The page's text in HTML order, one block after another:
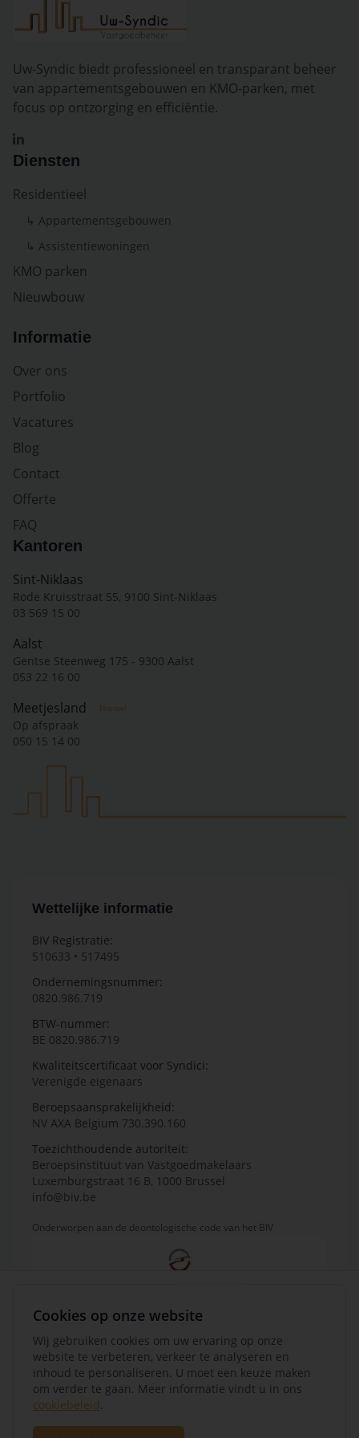
Uw-Syndic biedt professioneel en transparant beheer
van appartementsgebouwen en KMO-parken, met
focus op ontzorging en efficiëntie.
Diensten
Residentieel
↳ Appartementsgebouwen
↳ Assistentiewoningen
KMO parken
Nieuwbouw
Informatie
Over ons
Portfolio
Vacatures
Blog
Contact
Offerte
FAQ
Kantoren
Sint-Niklaas
Rode Kruisstraat 55, 9100 Sint-Niklaas
03 569 15 00
Aalst
Gentse Steenweg 175 - 9300 Aalst
053 22 16 00
Meetjesland Nieuw!
Op afspraak
050 15 14 00
Wettelijke informatie
BIV Registratie:
510633 • 517495
Ondernemingsnummer:
0820.986.719
BTW-nummer:
BE 0820.986.719
Kwaliteitscertificaat voor Syndici:
Verenigde eigenaars
Beroepsaansprakelijkheid:
NV AXA Belgium 730.390.160
Toezichthoudende autoriteit:
Beroepsinstituut van Vastgoedmakelaars
Luxemburgstraat 16 B, 1000 Brussel
info@biv.be
Onderworpen aan de deontologische code van het BIV
Cookies op onze website
Wij gebruiken cookies om uw ervaring op onze
website te verbeteren, verkeer te analyseren en
inhoud te personaliseren. U moet een keuze maken
om verder te gaan. Meer informatie vindt u in ons
cookiebeleid.